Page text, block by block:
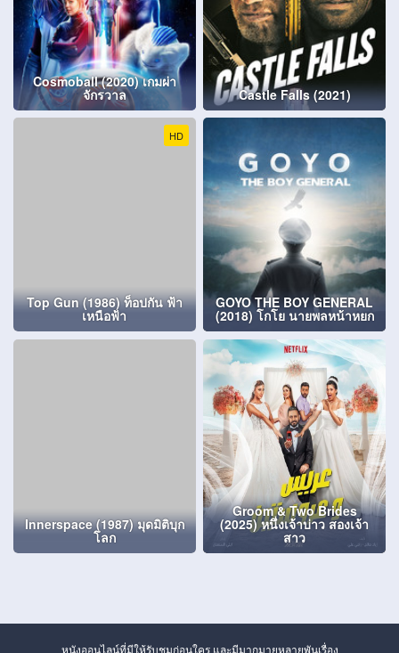
Cosmoball (2020) เกมผ่า
จักรวาล Castle Falls (2021)
HD
Top Gun (1986) ท็อปกัน ฟ้า
เหนือฟ้า
GOYO THE BOY GENERAL
(2018) โกโย นายพลหน้าหยก
Innerspace (1987) มุดมิติบุก
โลก
Groom & Two Brides
(2025) หนึ่งเจ้าบ่าว สองเจ้า
สาว
หนังออนไลน์ที่มีให้รับชมก่อนใคร และมีมากมายหลายพันเรื่อง